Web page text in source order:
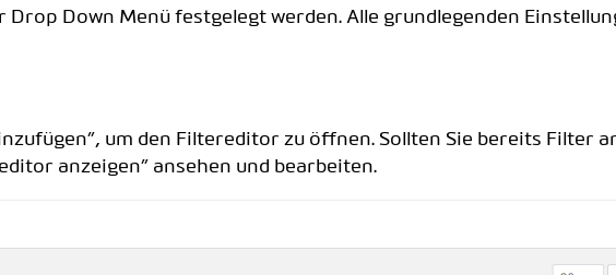
Down Menü festgelegt werden. Alle grundlegenden
um den Filtereditor zu öffnen. Sollten Sie bereits Filter
anzeigen” ansehen und bearbeiten.